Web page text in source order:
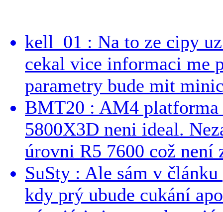
kell_01 : Na to ze cipy
cekal vice informaci me
parametry bude mit
BMT20 : AM4 platforma
5800X3D neni ideal.
úrovni R5 7600 což není
SuSty : Ale sám v
kdy prý ubude cukání